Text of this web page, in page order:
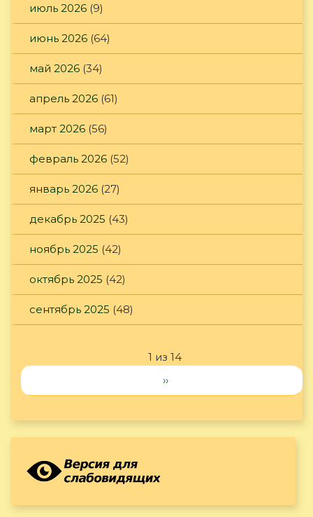
июль 2026 (9)
июнь 2026 (64)
май 2026 (34)
апрель 2026 (61)
март 2026 (56)
февраль 2026 (52)
январь 2026 (27)
декабрь 2025 (43)
ноябрь 2025 (42)
октябрь 2025 (42)
сентябрь 2025 (48)
1 из 14
››